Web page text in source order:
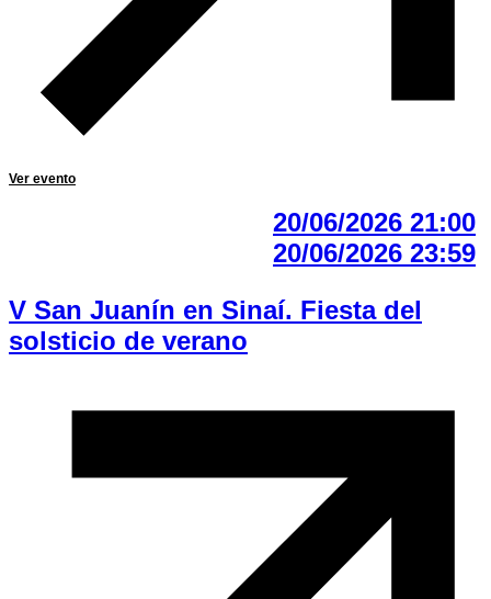
Ver evento
20/06/2026 21:00
20/06/2026 23:59
V San Juanín en Sinaí. Fiesta del
solsticio de verano